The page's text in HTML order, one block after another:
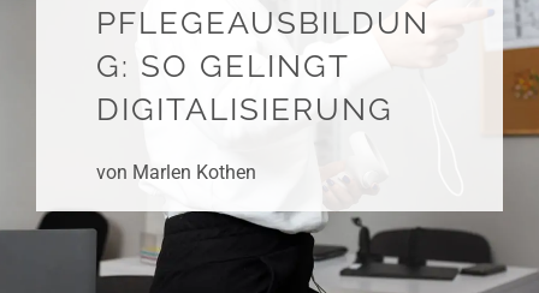
PFLEGEAUSBILDUN
G: SO GELINGT
DIGITALISIERUNG
von Marlen Kothen